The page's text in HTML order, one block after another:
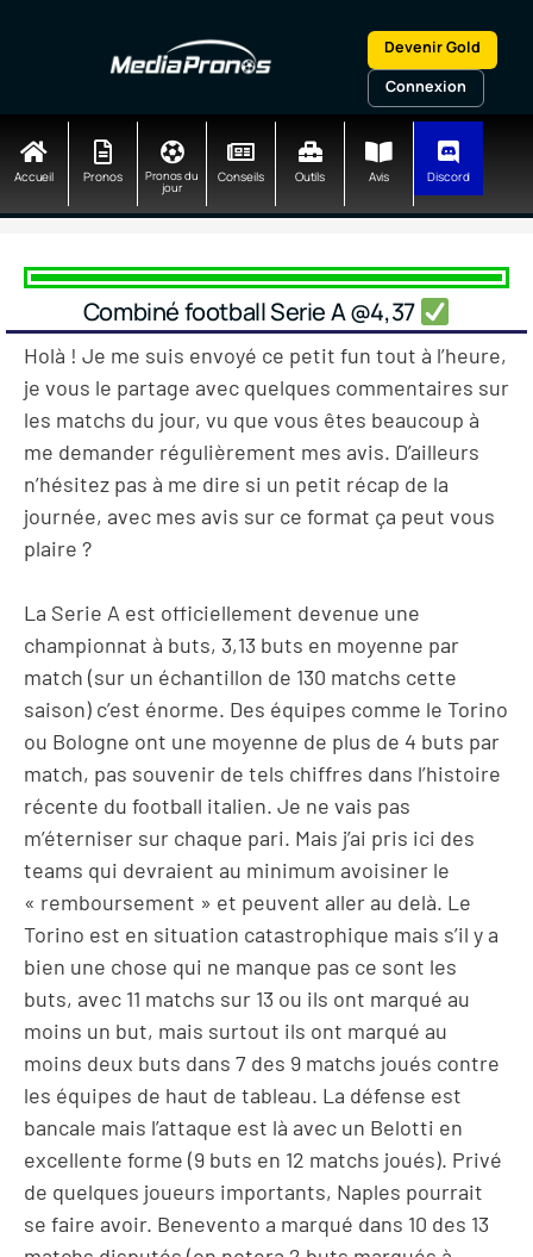
Devenir Gold
Connexion
Accueil Pronos Pronos du
jour
Conseils Outils Avis Discord
Combiné football Serie A @4,37
Holà ! Je me suis envoyé ce petit fun tout à l’heure,
je vous le partage avec quelques commentaires sur
les matchs du jour, vu que vous êtes beaucoup à
me demander régulièrement mes avis. D’ailleurs
n’hésitez pas à me dire si un petit récap de la
journée, avec mes avis sur ce format ça peut vous
plaire ?
La Serie A est officiellement devenue une
championnat à buts, 3,13 buts en moyenne par
match (sur un échantillon de 130 matchs cette
saison) c’est énorme. Des équipes comme le Torino
ou Bologne ont une moyenne de plus de 4 buts par
match, pas souvenir de tels chiffres dans l’histoire
récente du football italien. Je ne vais pas
m’éterniser sur chaque pari. Mais j’ai pris ici des
teams qui devraient au minimum avoisiner le
« remboursement » et peuvent aller au delà. Le
Torino est en situation catastrophique mais s’il y a
bien une chose qui ne manque pas ce sont les
buts, avec 11 matchs sur 13 ou ils ont marqué au
moins un but, mais surtout ils ont marqué au
moins deux buts dans 7 des 9 matchs joués contre
les équipes de haut de tableau. La défense est
bancale mais l’attaque est là avec un Belotti en
excellente forme (9 buts en 12 matchs joués). Privé
de quelques joueurs importants, Naples pourrait
se faire avoir. Benevento a marqué dans 10 des 13